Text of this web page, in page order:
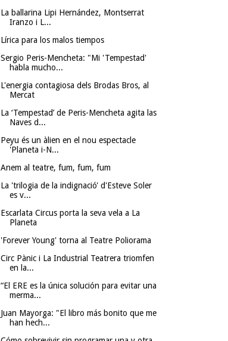
La ballarina Lipi Hernández, Montserrat
Iranzo i L...
Lírica para los malos tiempos
Sergio Peris-Mencheta: "Mi 'Tempestad'
habla mucho...
L'energia contagiosa dels Brodas Bros, al
Mercat
La ‘Tempestad’ de Peris-Mencheta agita las
Naves d...
Peyu és un àlien en el nou espectacle
'Planeta i-N...
Anem al teatre, fum, fum, fum
La 'trilogia de la indignació' d'Esteve Soler
es v...
Escarlata Circus porta la seva vela a La
Planeta
'Forever Young' torna al Teatre Poliorama
Circ Pànic i La Industrial Teatrera triomfen
en la...
“El ERE es la única solución para evitar una
merma...
Juan Mayorga: "El libro más bonito que me
han hech...